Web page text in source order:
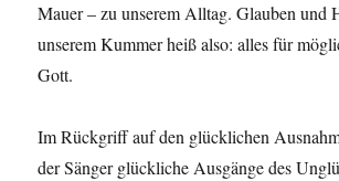
Mauer – zu unserem Alltag. Glauben und
unserem Kummer heiß also: alles für
Gott.
Im Rückgriff auf den glücklichen
der Sänger glückliche Ausgänge des